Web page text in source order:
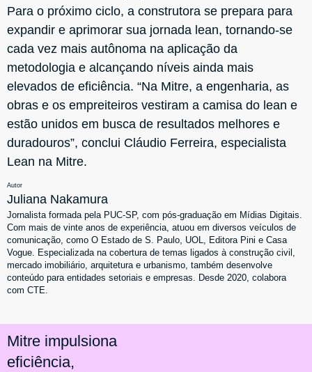
Para o próximo ciclo, a construtora se prepara para
expandir e aprimorar sua jornada lean, tornando-se
cada vez mais autônoma na aplicação da
metodologia e alcançando níveis ainda mais
elevados de eficiência. “Na Mitre, a engenharia, as
obras e os empreiteiros vestiram a camisa do lean e
estão unidos em busca de resultados melhores e
duradouros”, conclui Cláudio Ferreira, especialista
Lean na Mitre.
Autor
Juliana Nakamura
Jornalista formada pela PUC-SP, com pós-graduação em Mídias Digitais.
Com mais de vinte anos de experiência, atuou em diversos veículos de
comunicação, como O Estado de S. Paulo, UOL, Editora Pini e Casa
Vogue. Especializada na cobertura de temas ligados à construção civil,
mercado imobiliário, arquitetura e urbanismo, também desenvolve
conteúdo para entidades setoriais e empresas. Desde 2020, colabora
com CTE.
Mitre impulsiona
eficiência,